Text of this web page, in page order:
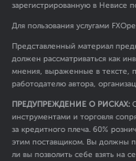
зарегистрированную в Невисе
Для пользования услугами
Представленный материал
должен рассматриваться как
мнения, выраженные в тексте,
работодателю автора,
ПРЕДУПРЕЖДЕНИЕ О РИСКАХ:
инструментами и торговля
за кредитного плеча. 60%
этим поставщиком. Вы должны
ли вы позволить себе взять на